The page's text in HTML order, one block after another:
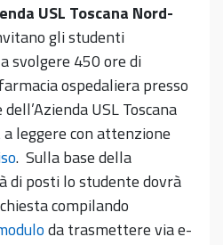
USL Toscana Nord-
gli studenti
svolgere 450 ore di
ospedaliera presso
USL Toscana
leggere con attenzione
. Sulla base della
di posti lo studente dovrà
compilando
da trasmettere via e-